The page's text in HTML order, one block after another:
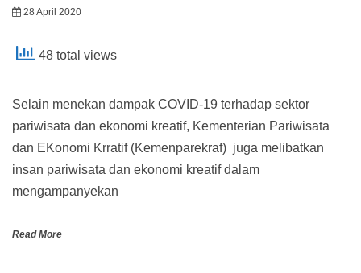
28 April 2020
48 total views
Selain menekan dampak COVID-19 terhadap sektor
pariwisata dan ekonomi kreatif, Kementerian Pariwisata
dan EKonomi Krratif (Kemenparekraf) juga melibatkan
insan pariwisata dan ekonomi kreatif dalam
mengampanyekan
Read More